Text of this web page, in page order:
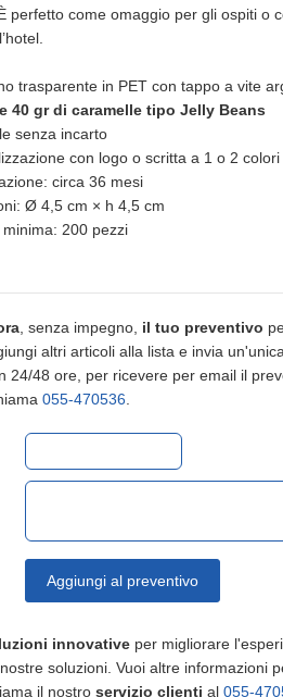
perfetto come omaggio per gli ospiti o
trasparente in PET con tappo a vite
40 gr di caramelle tipo Jelly Beans
senza incarto
con logo o scritta a 1 o 2 colori
circa 36 mesi
Ø 4,5 cm × h 4,5 cm
200 pezzi
, senza impegno, il tuo preventivo
altri articoli alla lista e invia
24/48 ore, per ricevere per email il
055-470536
Aggiungi al preventivo
innovative per migliorare
soluzioni. Vuoi altre informazioni
il nostro servizio clienti al 055-